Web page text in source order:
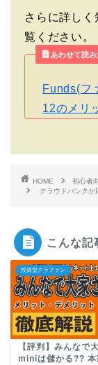
さらに詳し
覧ください。
あわせて読み
Funds(フ
12のメリ
HOME 初心者
クラウドバンク
こんな記
投資型クラファン
【評判】みんなで
miniは儲かる?? 本